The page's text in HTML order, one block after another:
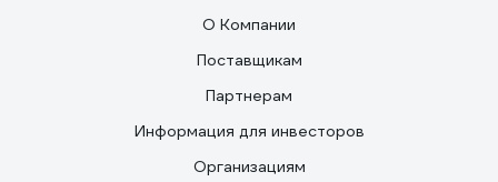
О Компании
Поставщикам
Партнерам
Информация для инвесторов
Организациям